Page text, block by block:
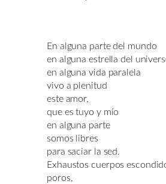
En alguna parte del mundo
en alguna estrella del
en alguna vida paralela
vivo a plenitud
este amor,
que es tuyo y mío
en alguna parte
somos libres
para saciar la sed.
Exhaustos cuerpos
poros,